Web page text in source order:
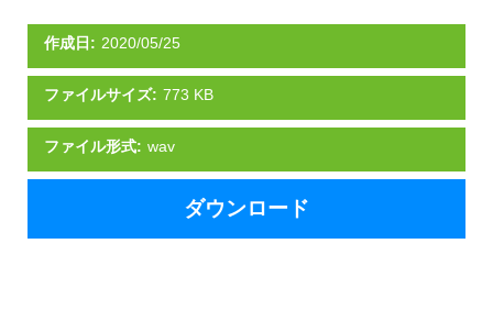
作成日: 2020/05/25
ファイルサイズ: 773 KB
ファイル形式: wav
ダウンロード